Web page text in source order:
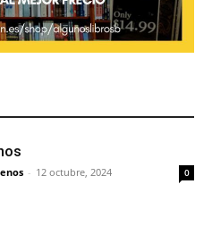
- 12 octubre, 2024 0